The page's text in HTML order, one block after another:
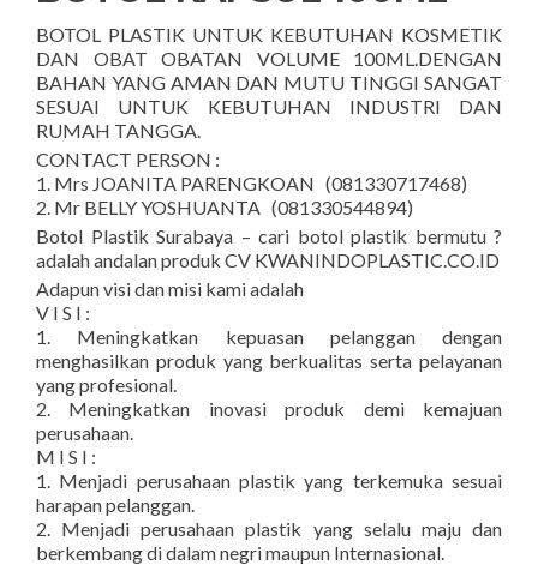
BOTOL PLASTIK UNTUK KEBUTUHAN KOSMETIK
DAN OBAT OBATAN VOLUME 100ML.DENGAN
BAHAN YANG AMAN DAN MUTU TINGGI SANGAT
SESUAI UNTUK KEBUTUHAN INDUSTRI DAN
RUMAH TANGGA.
CONTACT PERSON :
1. Mrs JOANITA PARENGKOAN (081330717468)
2. Mr BELLY YOSHUANTA (081330544894)
Botol Plastik Surabaya – cari botol plastik bermutu ?
adalah andalan produk CV KWANINDOPLASTIC.CO.ID
Adapun visi dan misi kami adalah
V I S I :
1. Meningkatkan kepuasan pelanggan dengan
menghasilkan produk yang berkualitas serta pelayanan
yang profesional.
2. Meningkatkan inovasi produk demi kemajuan
perusahaan.
M I S I :
1. Menjadi perusahaan plastik yang terkemuka sesuai
harapan pelanggan.
2. Menjadi perusahaan plastik yang selalu maju dan
berkembang di dalam negri maupun Internasional.